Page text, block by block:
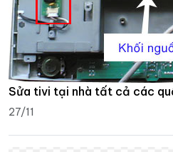
Sửa tivi tại nhà tất cả các
27/11